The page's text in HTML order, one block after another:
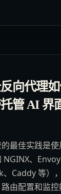
向代理
托管 AI 界
最佳实践是
、Envoy
Caddy 等）
由配置和监控